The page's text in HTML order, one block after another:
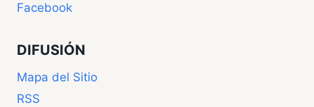
Facebook
DIFUSIÓN
Mapa del Sitio
RSS